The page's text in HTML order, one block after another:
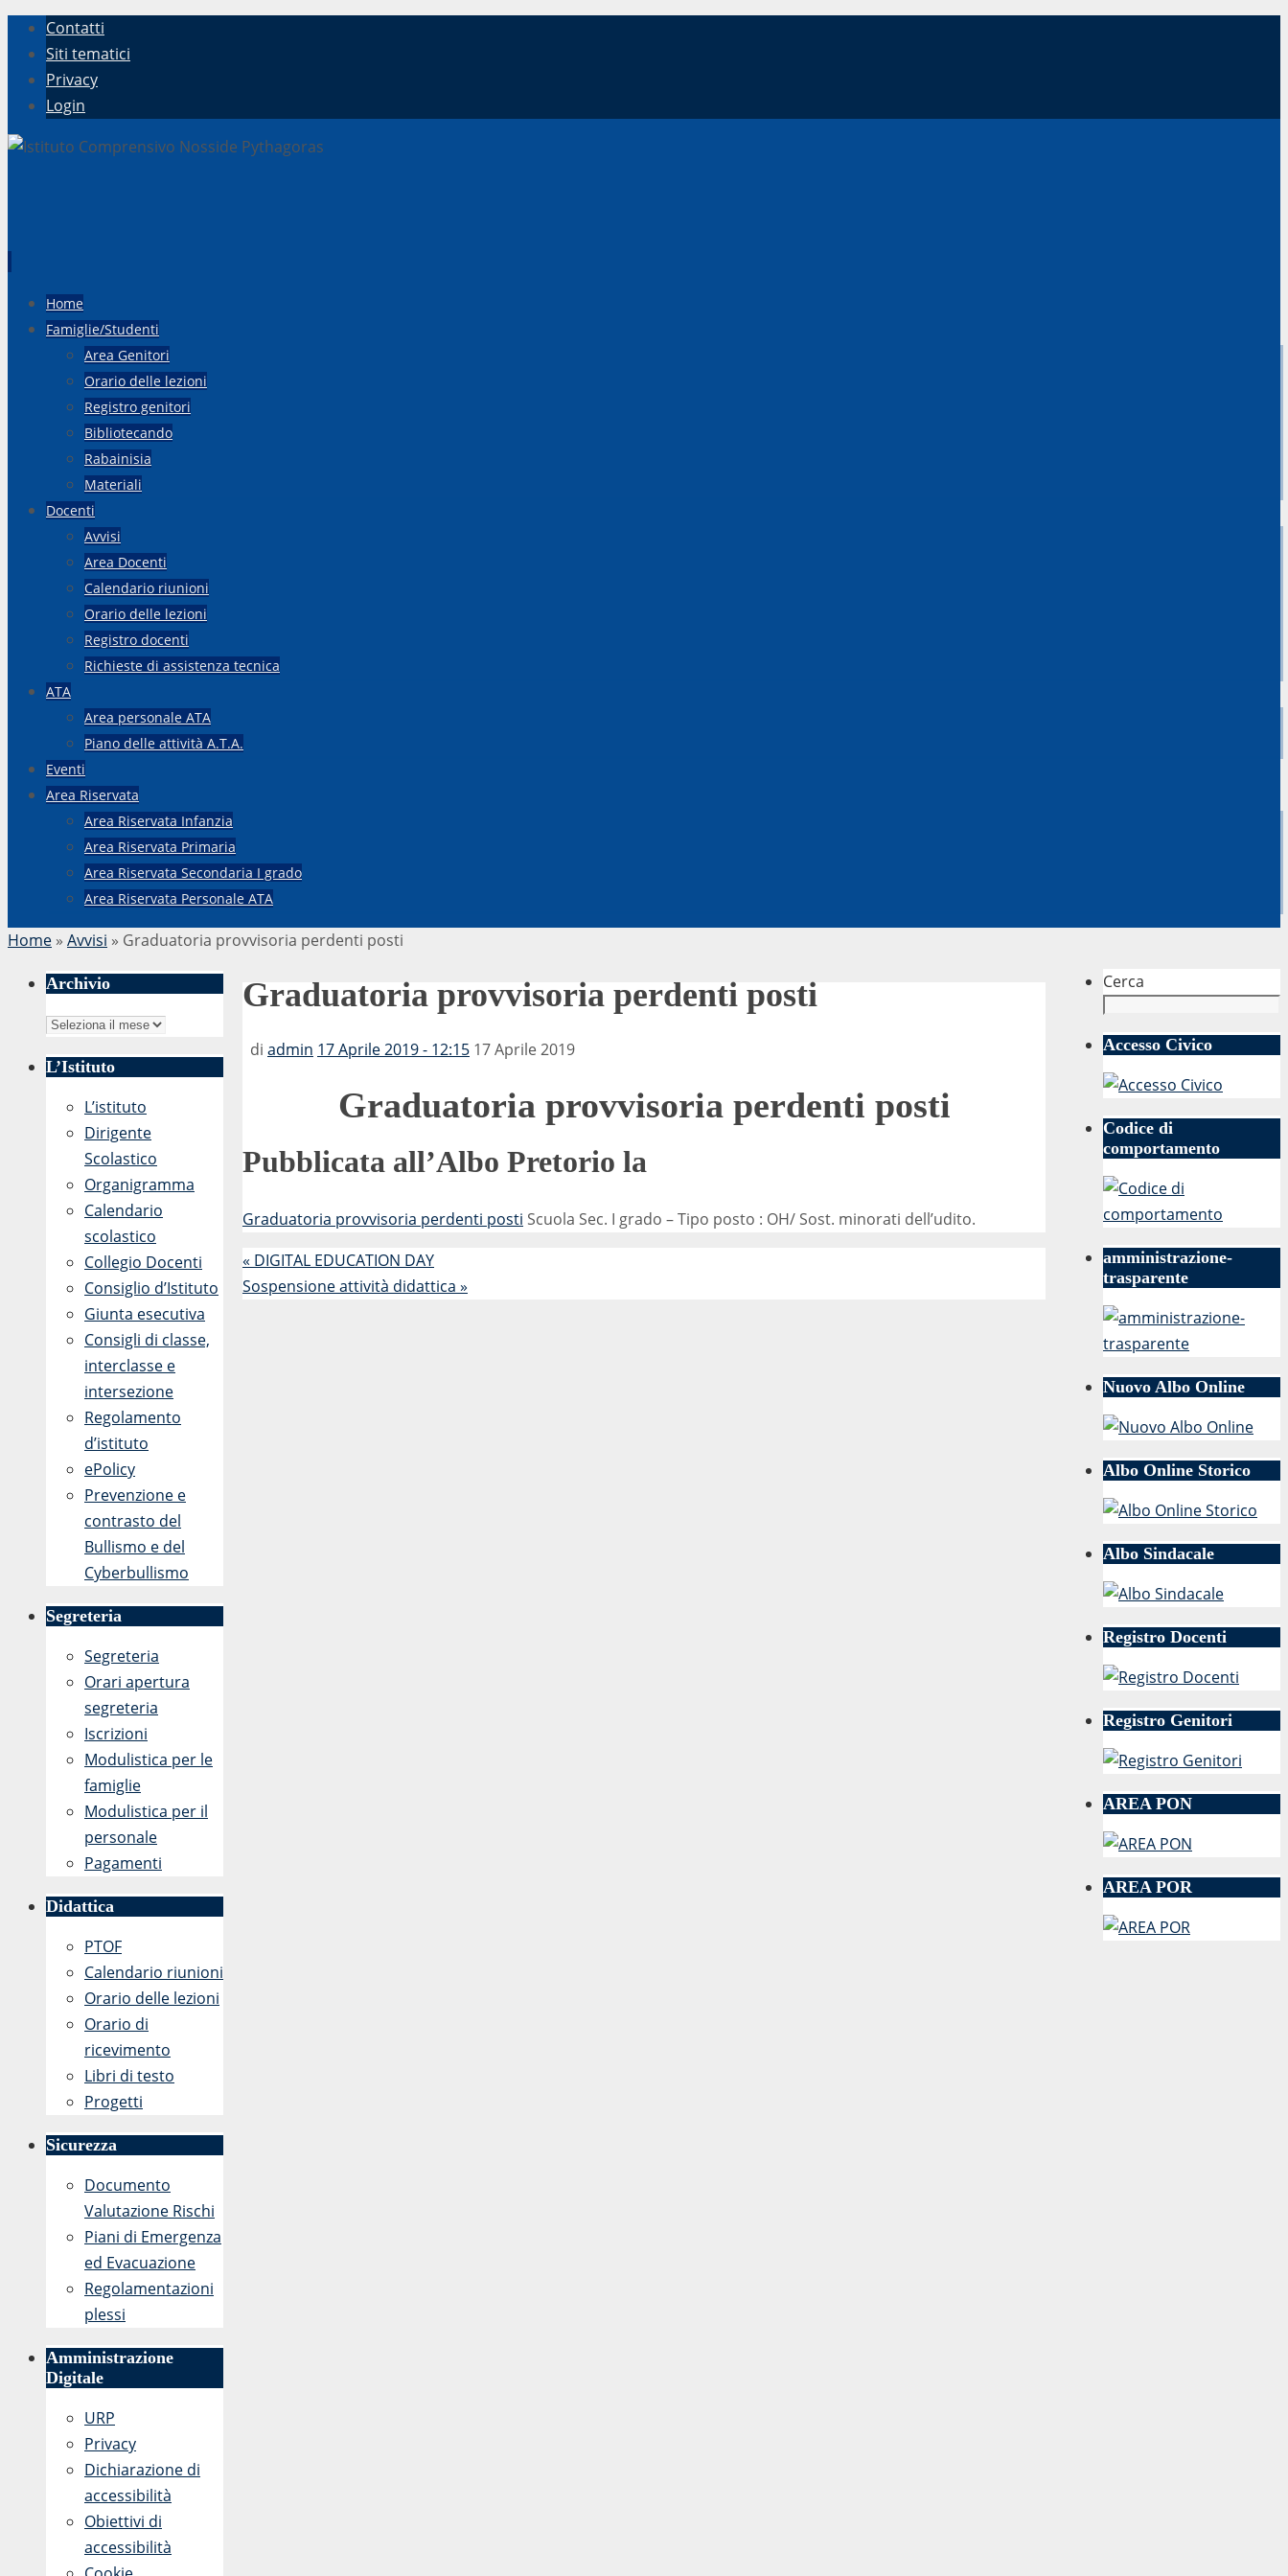
Contatti
Siti tematici
Privacy
Login
contenuto
Home
Famiglie/Studenti
Area Genitori
Orario delle lezioni
Registro genitori
Bibliotecando
Rabainisia
Materiali
Docenti
Avvisi
Area Docenti
Calendario riunioni
Orario delle lezioni
Registro docenti
Richieste di assistenza tecnica
ATA
Area personale ATA
Piano delle attività A.T.A.
Eventi
Area Riservata
Area Riservata Infanzia
Area Riservata Primaria
Area Riservata Secondaria I grado
Area Riservata Personale ATA
Home » Avvisi » Graduatoria provvisoria perdenti posti
Graduatoria provvisoria perdenti posti
di admin 17 Aprile 2019 - 12:15 17 Aprile 2019
Graduatoria provvisoria perdenti posti
Pubblicata all’Albo Pretorio la
Graduatoria provvisoria perdenti posti Scuola Sec. I grado – Tipo posto : OH/ Sost. minorati dell’udito.
« DIGITAL EDUCATION DAY
Sospensione attività didattica »
Archivio
Archivio
L’Istituto
L’istituto
Dirigente
Scolastico
Organigramma
Calendario
scolastico
Collegio Docenti
Consiglio d’Istituto
Giunta esecutiva
Consigli di classe,
interclasse e
intersezione
Regolamento
d’istituto
ePolicy
Prevenzione e
contrasto del
Bullismo e del
Cyberbullismo
Segreteria
Segreteria
Orari apertura
segreteria
Iscrizioni
Modulistica per le
famiglie
Modulistica per il
personale
Pagamenti
Didattica
PTOF
Calendario riunioni
Orario delle lezioni
Orario di
ricevimento
Libri di testo
Progetti
Sicurezza
Documento
Valutazione Rischi
Piani di Emergenza
ed Evacuazione
Regolamentazioni
plessi
Amministrazione
Digitale
URP
Privacy
Dichiarazione di
accessibilità
Obiettivi di
accessibilità
Cerca
Accesso Civico
Codice di
comportamento
amministrazione-
trasparente
Nuovo Albo Online
Albo Online Storico
Albo Sindacale
Registro Docenti
Registro Genitori
AREA PON
AREA POR